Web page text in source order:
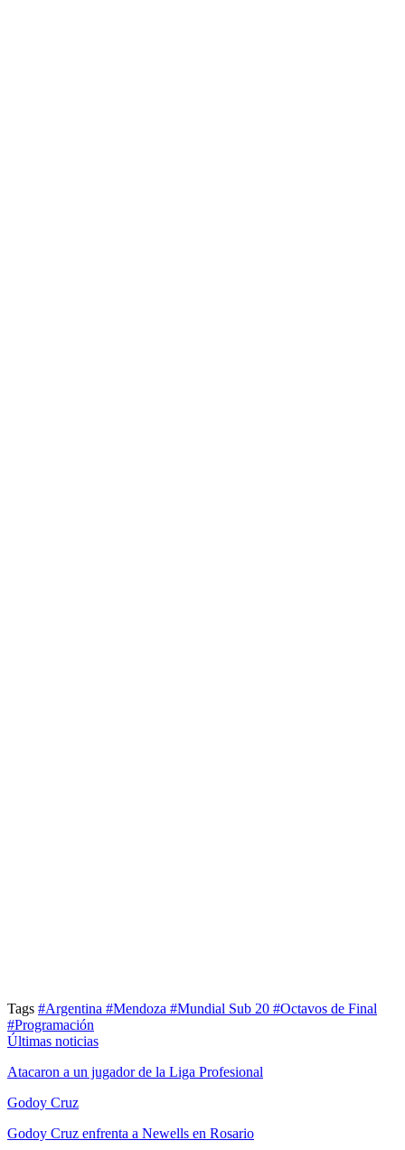
Tags #Argentina #Mendoza #Mundial Sub 20 #Octavos de Final
#Programación
Últimas noticias
Atacaron a un jugador de la Liga Profesional
Godoy Cruz
Godoy Cruz enfrenta a Newells en Rosario